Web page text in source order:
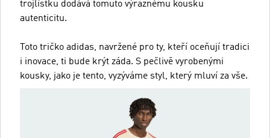
trojlístku dodává tomuto výraznému kousku
autenticitu.
Toto tričko adidas, navržené pro ty, kteří oceňují tradici
i inovace, ti bude krýt záda. S pečlivě vyrobenými
kousky, jako je tento, vyzýváme styl, který mluví za vše.